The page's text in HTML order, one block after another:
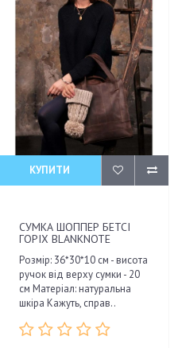
КУПИТИ
СУМКА ШОППЕР БЕТСІ
ГОРІХ BLANKNOTE
Розмір: 36*30*10 см - висота
ручок від верху сумки - 20
см Матеріал: натуральна
шкіра Кажуть, справ..